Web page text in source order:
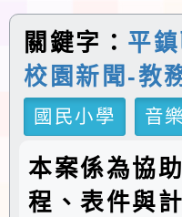
關鍵字： 平
校園新聞-教
國民小學
音樂
本案係為協
程、表件與